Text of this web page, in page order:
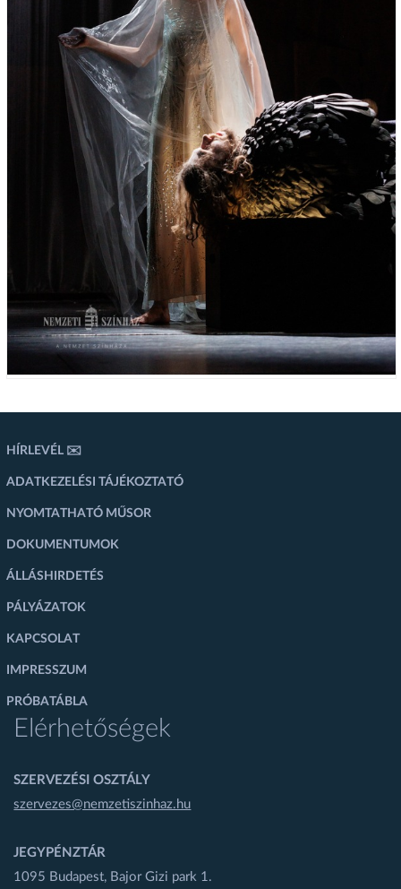
HÍRLEVÉL ✉️
ADATKEZELÉSI TÁJÉKOZTATÓ
NYOMTATHATÓ MŰSOR
DOKUMENTUMOK
ÁLLÁSHIRDETÉS
PÁLYÁZATOK
KAPCSOLAT
IMPRESSZUM
PRÓBATÁBLA
Elérhetőségek
SZERVEZÉSI OSZTÁLY
szervezes@nemzetiszinhaz.hu
JEGYPÉNZTÁR
1095 Budapest, Bajor Gizi park 1.